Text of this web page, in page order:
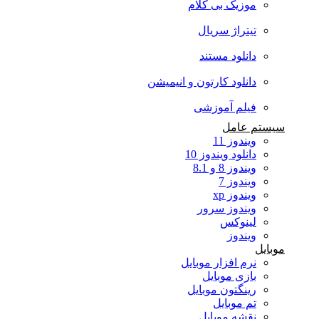
موزیک بی کلام
تیتراژ سریال
دانلود مستند
دانلود کارتون و انیمیشن
فیلم آموزشی
سیستم عامل
ویندوز 11
دانلود ویندوز 10
ویندوز 8 و 8.1
ویندوز 7
ویندوز xp
ویندوز سرور
لینوکس
ویندوز
موبایل
نرم افزار موبایل
بازی موبایل
رینگتون موبایل
تم موبایل
نقشه موبایل